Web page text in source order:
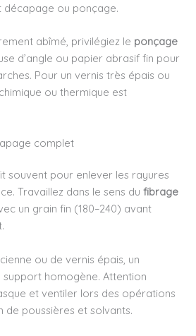
décapage ou ponçage.
abîmé, privilégiez le ponçage
d’angle ou papier abrasif fin pour
Pour un vernis très épais ou
ou thermique est
complet
souvent pour enlever les rayures
Travaillez dans le sens dufibrage
un grain fin (180–240) avant
ou de vernis épais, un
homogène. Attention
et ventiler lors des opérations
de poussières et solvants.